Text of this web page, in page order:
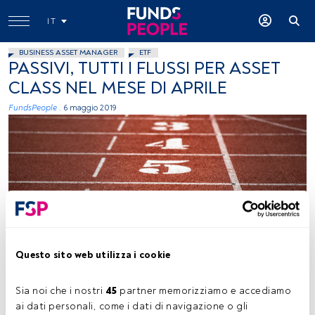
Questo sito web utilizza i cookie
Sia noi che i nostri 45 partner memorizziamo e accediamo
ai dati personali, come i dati di navigazione o gli
IT
BUSINESS ASSET MANAGER ETF
PASSIVI, TUTTI I FLUSSI PER ASSET
CLASS NEL MESE DI APRILE
FundsPeople . 6 maggio 2019
Tempo di lettura:28 s.